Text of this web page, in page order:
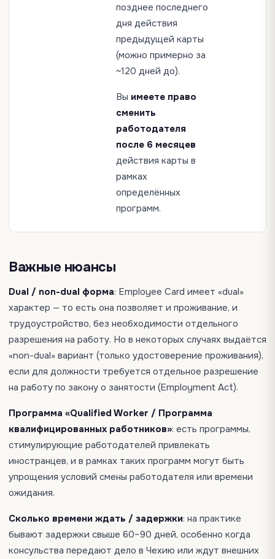
позднее последнего
дня действия
предыдущей карты
(можно примерно за
~120 дней до).
Вы имеете право
сменить
работодателя
после 6 месяцев
действия карты в
рамках
определённых
программ.
Важные нюансы
Dual / non-dual форма: Employee Card имеет «dual»
характер — то есть она позволяет и проживание, и
трудоустройство, без необходимости отдельного
разрешения на работу. Но в некоторых случаях выдаётся
«non-dual» вариант (только удостоверение проживания),
если для должности требуется отдельное разрешение
на работу по закону о занятости (Employment Act).
Программа «Qualified Worker / Программа
квалифицированных работников»: есть программы,
стимулирующие работодателей привлекать
иностранцев, и в рамках таких программ могут быть
упрощения условий смены работодателя или времени
ожидания.
Сколько времени ждать / задержки: на практике
бывают задержки свыше 60–90 дней, особенно когда
консульства передают дело в Чехию или ждут внешних